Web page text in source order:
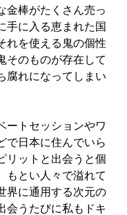
金棒がたくさん売っ
手に入る恵まれた国
れを使える鬼の個性
そのものが存在して
腐れになってしまい
ートセッションやワ
で日本に住んでいら
リットと出会うと個
もとい人々で溢れて
界に通用する次元の
会うたびに私もドキ